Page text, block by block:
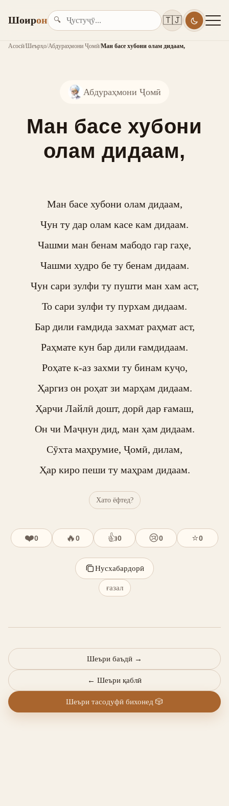
Шоирон 🔍 🇹🇯
Асосӣ/Шеърҳо/Абдураҳмони Ҷомӣ/Ман басе хубони олам дидаам,
Абдураҳмони Ҷомӣ
Ман басе хубони
олам дидаам,
Ман басе хубони олам дидаам,
Чун ту дар олам касе кам дидаам.
Чашми ман бенам мабодо гар гаҳе,
Чашми худро бе ту бенам дидаам.
Чун сари зулфи ту пушти ман хам аст,
То сари зулфи ту пурхам дидаам.
Бар дили ғамдида захмат раҳмат аст,
Раҳмате кун бар дили ғамдидаам.
Роҳате к-аз захми ту бинам куҷо,
Ҳаргиз он роҳат зи марҳам дидаам.
Ҳарчи Лайлӣ дошт, дорӣ дар ғамаш,
Он чи Маҷнун дид, ман ҳам дидаам.
Сӯхта маҳрумие, Ҷомӣ, дилам,
Ҳар киро пеши ту маҳрам дидаам.
Хато ёфтед?
❤️0 🔥0 👍0 😢0 ⭐0
Нусхабардорӣ
ғазал
← Шеъри қаблӣ
Шеъри баъдӣ →
Шеъри тасодуфӣ бихонед 🎲